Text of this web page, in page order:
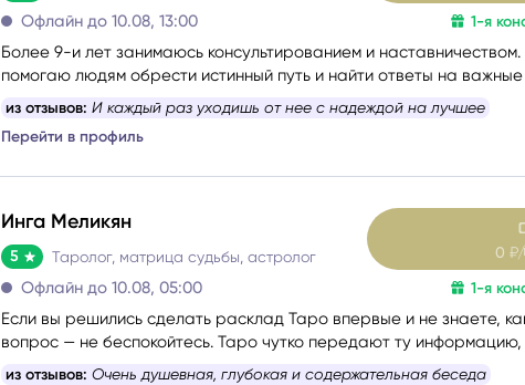
Расклад
Офлайн до 10.08, 13:00
Более 9-и лет занимаюсь консультированием и
помогаю людям обрести истинный путь и найти ответы на
из отзывов: И каждый раз уходишь от нее с надеждой на лучшее
Перейти в профиль
1-я
Инга Меликян
5 Таролог, матрица судьбы, астролог
Офлайн до 10.08, 05:00
Если вы решились сделать расклад Таро впервые и не знаете,
вопрос — не беспокойтесь. Таро чутко передают ту информацию,
стоит вашего внимания.
из отзывов: Очень душевная, глубокая и содержательная беседа
0 ₽/
1-я